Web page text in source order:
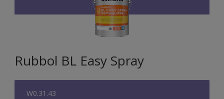
Rubbol BL Easy Spray
W0.31.43